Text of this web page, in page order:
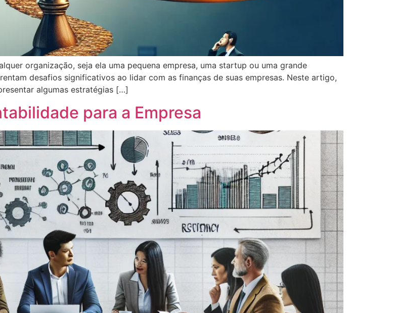
organização, seja ela uma pequena empresa, uma startup ou uma grande
desafios significativos ao lidar com as finanças de suas empresas. Neste artigo,
algumas estratégias […]
para a Empresa